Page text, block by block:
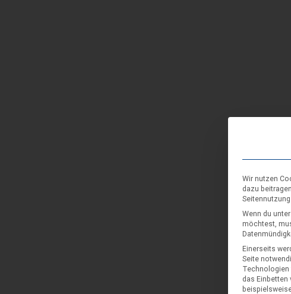
Wir nutzen
dazu
Seitennutzung
Wenn du
möchtest,
Einerseits
Seite
Technologien
das Einbetten